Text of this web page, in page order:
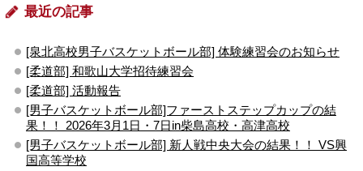
最近の記事
[泉北高校男子バスケットボール部] 体験練習会のお知らせ
[柔道部] 和歌山大学招待練習会
[柔道部] 活動報告
[男子バスケットボール部]ファーストステップカップの結
果！！ 2026年3月1日・7日in柴島高校・高津高校
[男子バスケットボール部] 新人戦中央大会の結果！！ VS興
国高等学校